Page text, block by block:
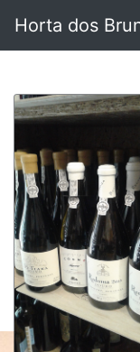
Horta dos